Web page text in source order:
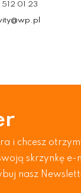
01 23
i chcesz
skrzynkę e-
nasz